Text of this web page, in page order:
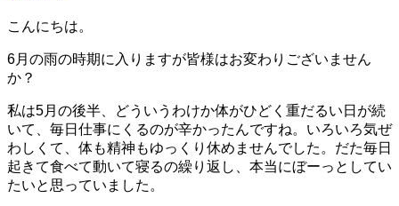
こんにちは。
6月の雨の時期に入りますが皆様はお変わりございません
か？
私は5月の後半、どういうわけか体がひどく重だるい日が続
いて、毎日仕事にくるのが辛かったんですね。いろいろ気ぜ
わしくて、体も精神もゆっくり休めませんでした。だた毎日
起きて食べて動いて寝るの繰り返し、本当にぼーっとしてい
たいと思っていました。